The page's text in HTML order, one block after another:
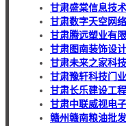
甘肃盛棠信息技
甘肃数字天空网
甘肃腾远塑业有
甘肃图南装饰设
甘肃未来之家科
甘肃豫轩科技门
甘肃长乐建设工
甘肃中联威视电
赣州赣南粮油批